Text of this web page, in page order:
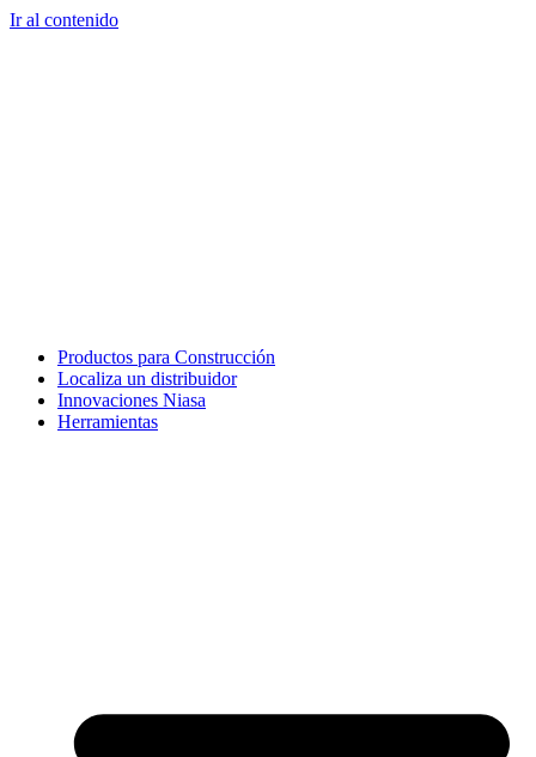
Ir al contenido
Productos para Construcción
Localiza un distribuidor
Innovaciones Niasa
Herramientas